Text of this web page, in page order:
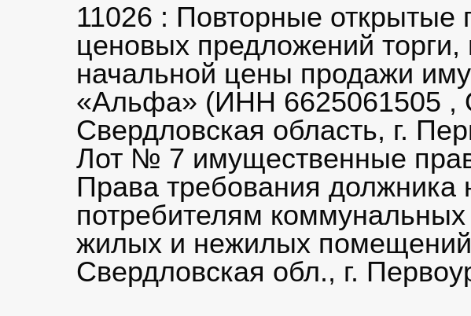
11026 : Повторные открытые
ценовых предложений
начальной цены продажи
«Альфа» (ИНН 6625061505 ,
Свердловская область, г.
Лот № 7 имущественные
Права требования должника
потребителям
жилых и нежилых
Свердловская обл., г.